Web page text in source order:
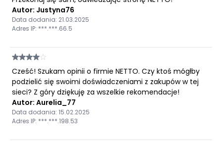
Autor: Justyna76
Data dodania: 21.03.2025
Adres IP: ***.***.66.5
Cześć! Szukam opinii o firmie NETTO. Czy ktoś mógłby
podzielić się swoimi doświadczeniami z zakupów w tej
sieci? Z góry dziękuję za wszelkie rekomendacje!
Autor: Aurelia_77
Data dodania: 15.02.2025
Adres IP: ***.***.198.53